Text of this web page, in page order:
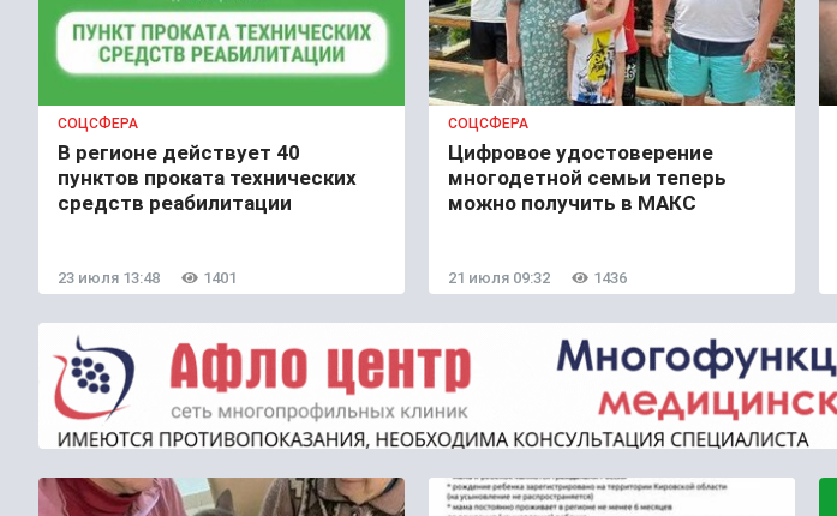
СОЦСФЕРА
В регионе действует 40
пунктов проката технических
средств реабилитации
23 июля 13:48 1401
СОЦСФЕРА
Цифровое удостоверение
многодетной семьи теперь
можно получить в МАКС
21 июля 09:32 1436